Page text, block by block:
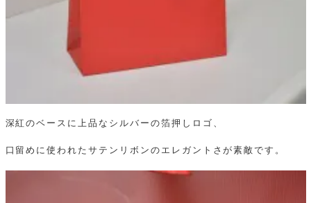
深紅のベースに上品なシルバーの箔押しロゴ、
口留めに使われたサテンリボンのエレガントさが素敵です。